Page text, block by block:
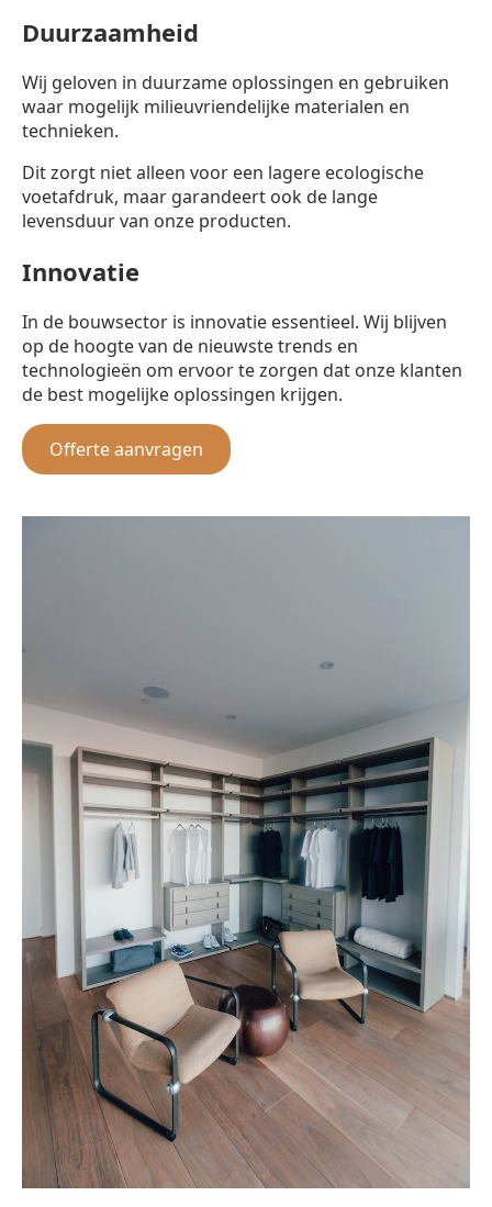
Duurzaamheid
Wij geloven in duurzame oplossingen en gebruiken
waar mogelijk milieuvriendelijke materialen en
technieken.
Dit zorgt niet alleen voor een lagere ecologische
voetafdruk, maar garandeert ook de lange
levensduur van onze producten.
Innovatie
In de bouwsector is innovatie essentieel. Wij blijven
op de hoogte van de nieuwste trends en
technologieën om ervoor te zorgen dat onze klanten
de best mogelijke oplossingen krijgen.
Offerte aanvragen